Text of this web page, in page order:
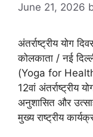
June 21, 2026
अंतर्राष्ट्रीय योग
कोलकाता / नई
(Yoga for
12वां अंतर्राष्ट्रीय
अनुशासित और
मुख्य राष्ट्रीय